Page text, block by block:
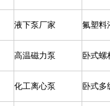
液下泵厂家 氟塑料
高温磁力泵 卧式螺
化工离心泵 卧式多